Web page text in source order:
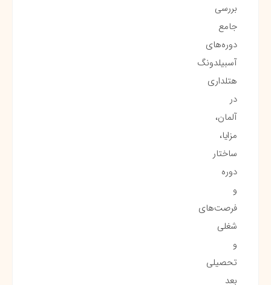
بررسی
جامع
دوره‌های
آسبیلدونگ
هتلداری
در
آلمان،
مزایا،
ساختار
دوره
و
فرصت‌های
شغلی
و
تحصیلی
بعد